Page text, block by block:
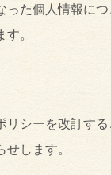
た個人情報に
。
シーを改訂す
します。